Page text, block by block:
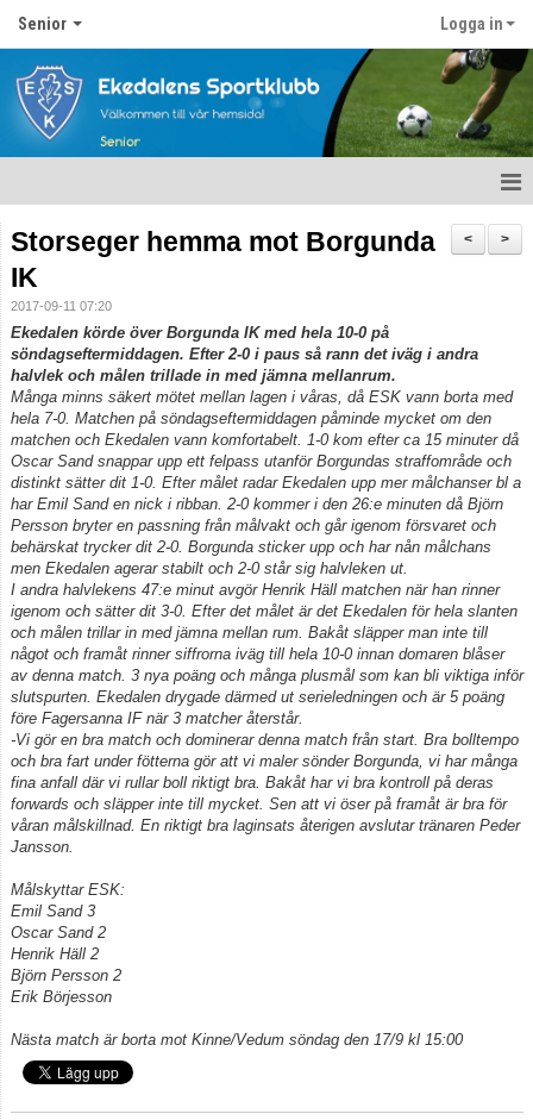
Senior Logga in
Nyheter
Kalender
Matcher
Ekedalens sk seniortrupp
Bildgalleri
Dokument
Kontakt
>
<
Storseger hemma mot Borgunda
IK
2017-09-11 07:20
Ekedalen körde över Borgunda IK med hela 10-0 på
söndagseftermiddagen. Efter 2-0 i paus så rann det iväg i andra
halvlek och målen trillade in med jämna mellanrum.
Många minns säkert mötet mellan lagen i våras, då ESK vann borta med
hela 7-0. Matchen på söndagseftermiddagen påminde mycket om den
matchen och Ekedalen vann komfortabelt. 1-0 kom efter ca 15 minuter då
Oscar Sand snappar upp ett felpass utanför Borgundas straffområde och
distinkt sätter dit 1-0. Efter målet radar Ekedalen upp mer målchanser bl a
har Emil Sand en nick i ribban. 2-0 kommer i den 26:e minuten då Björn
Persson bryter en passning från målvakt och går igenom försvaret och
behärskat trycker dit 2-0. Borgunda sticker upp och har nån målchans
men Ekedalen agerar stabilt och 2-0 står sig halvleken ut.
I andra halvlekens 47:e minut avgör Henrik Häll matchen när han rinner
igenom och sätter dit 3-0. Efter det målet är det Ekedalen för hela slanten
och målen trillar in med jämna mellan rum. Bakåt släpper man inte till
något och framåt rinner siffrorna iväg till hela 10-0 innan domaren blåser
av denna match. 3 nya poäng och många plusmål som kan bli viktiga inför
slutspurten. Ekedalen drygade därmed ut serieledningen och är 5 poäng
före Fagersanna IF när 3 matcher återstår.
-Vi gör en bra match och dominerar denna match från start. Bra bolltempo
och bra fart under fötterna gör att vi maler sönder Borgunda, vi har många
fina anfall där vi rullar boll riktigt bra. Bakåt har vi bra kontroll på deras
forwards och släpper inte till mycket. Sen att vi öser på framåt är bra för
våran målskillnad. En riktigt bra laginsats återigen avslutar tränaren Peder
Jansson.
Målskyttar ESK:
Emil Sand 3
Oscar Sand 2
Henrik Häll 2
Björn Persson 2
Erik Börjesson
Nästa match är borta mot Kinne/Vedum söndag den 17/9 kl 15:00